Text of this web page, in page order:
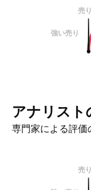
売り
強い売り
アナリスト
専門家による評価
売り